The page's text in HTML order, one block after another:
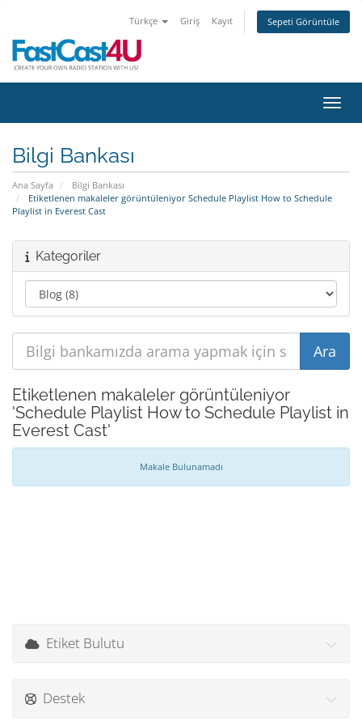
Türkçe Giriş Kayıt Sepeti Görüntüle
Bilgi Bankası
Ana Sayfa
Bilgi Bankası
Etiketlenen makaleler görüntüleniyor Schedule Playlist How to Schedule
Playlist in Everest Cast
Kategoriler
Etiketlenen makaleler görüntüleniyor
'Schedule Playlist How to Schedule Playlist in
Everest Cast'
Makale Bulunamadı
Etiket Bulutu
Destek